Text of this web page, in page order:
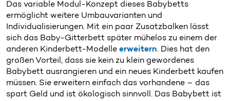
Das variable Modul-Konzept dieses Babybetts
ermöglicht weitere Umbauvarianten und
Individualisierungen. Mit ein paar Zusatzbalken lässt
sich das Baby-Gitterbett später mühelos zu einem der
anderen Kinderbett-Modelle erweitern. Dies hat den
großen Vorteil, dass sie kein zu klein gewordenes
Babybett ausrangieren und ein neues Kinderbett kaufen
müssen. Sie erweitern einfach das vorhandene – das
spart Geld und ist ökologisch sinnvoll. Das Babybett ist